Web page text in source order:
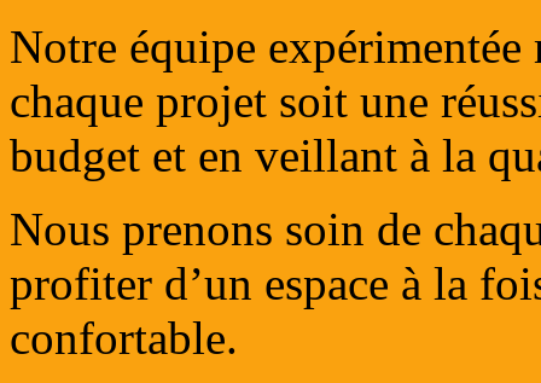
Notre équipe
chaque projet soit une
budget et en veillant à la
Nous prenons soin de
profiter d’un espace à la
confortable.